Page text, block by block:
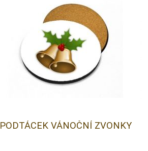
PODTÁCEK VÁNOČNÍ ZVONKY